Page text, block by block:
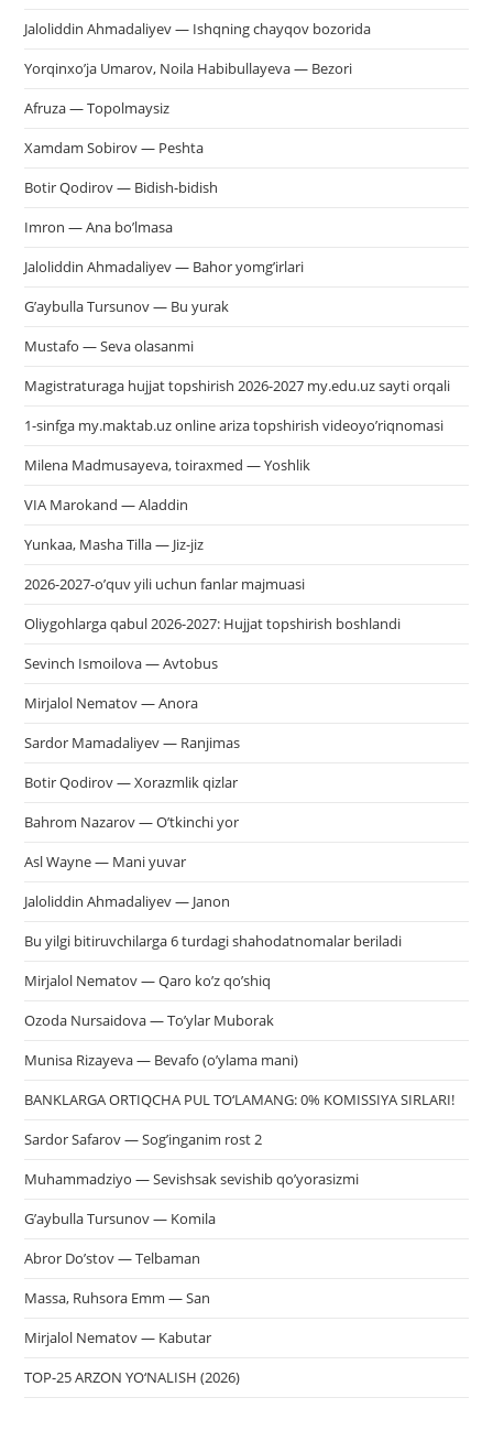
Jaloliddin Ahmadaliyev — Ishqning chayqov bozorida
Yorqinxo’ja Umarov, Noila Habibullayeva — Bezori
Afruza — Topolmaysiz
Xamdam Sobirov — Peshta
Botir Qodirov — Bidish-bidish
Imron — Ana bo’lmasa
Jaloliddin Ahmadaliyev — Bahor yomg’irlari
G’aybulla Tursunov — Bu yurak
Mustafo — Seva olasanmi
Magistraturaga hujjat topshirish 2026-2027 my.edu.uz sayti orqali
1-sinfga my.maktab.uz online ariza topshirish videoyo’riqnomasi
Milena Madmusayeva, toiraxmed — Yoshlik
VIA Marokand — Aladdin
Yunkaa, Masha Tilla — Jiz-jiz
2026-2027-o’quv yili uchun fanlar majmuasi
Oliygohlarga qabul 2026-2027: Hujjat topshirish boshlandi
Sevinch Ismoilova — Avtobus
Mirjalol Nematov — Anora
Sardor Mamadaliyev — Ranjimas
Botir Qodirov — Xorazmlik qizlar
Bahrom Nazarov — O’tkinchi yor
Asl Wayne — Mani yuvar
Jaloliddin Ahmadaliyev — Janon
Bu yilgi bitiruvchilarga 6 turdagi shahodatnomalar beriladi
Mirjalol Nematov — Qaro ko’z qo’shiq
Ozoda Nursaidova — To’ylar Muborak
Munisa Rizayeva — Bevafo (o’ylama mani)
BANKLARGA ORTIQCHA PUL TO‘LAMANG: 0% KOMISSIYA SIRLARI!
Sardor Safarov — Sog’inganim rost 2
Muhammadziyo — Sevishsak sevishib qo’yorasizmi
G’aybulla Tursunov — Komila
Abror Do’stov — Telbaman
Massa, Ruhsora Emm — San
Mirjalol Nematov — Kabutar
TOP-25 ARZON YO‘NALISH (2026)